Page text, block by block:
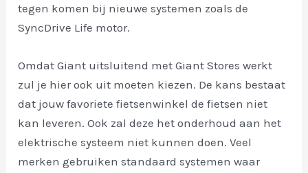
tegen komen bij nieuwe systemen zoals de
SyncDrive Life motor.
Omdat Giant uitsluitend met Giant Stores werkt
zul je hier ook uit moeten kiezen. De kans bestaat
dat jouw favoriete fietsenwinkel de fietsen niet
kan leveren. Ook zal deze het onderhoud aan het
elektrische systeem niet kunnen doen. Veel
merken gebruiken standaard systemen waar